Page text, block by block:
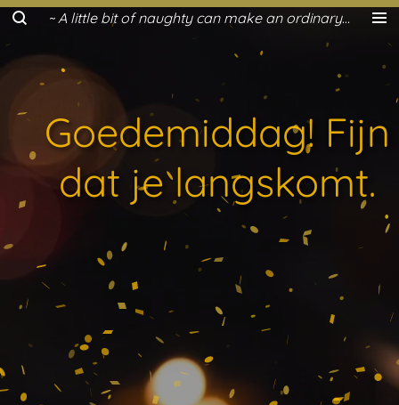
Ga
direct
naar
hoofdinhoud
~ A little bit of naughty can make an ordinary day a lot more fun ~